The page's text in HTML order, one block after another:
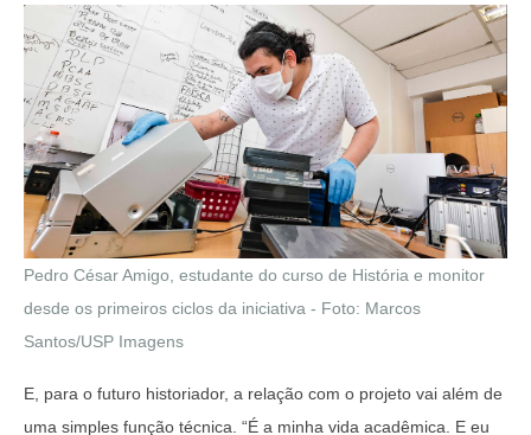
Pedro César Amigo, estudante do curso de História e monitor
desde os primeiros ciclos da iniciativa - Foto: Marcos
Santos/USP Imagens
E, para o futuro historiador, a relação com o projeto vai além de
uma simples função técnica. “É a minha vida acadêmica. E eu